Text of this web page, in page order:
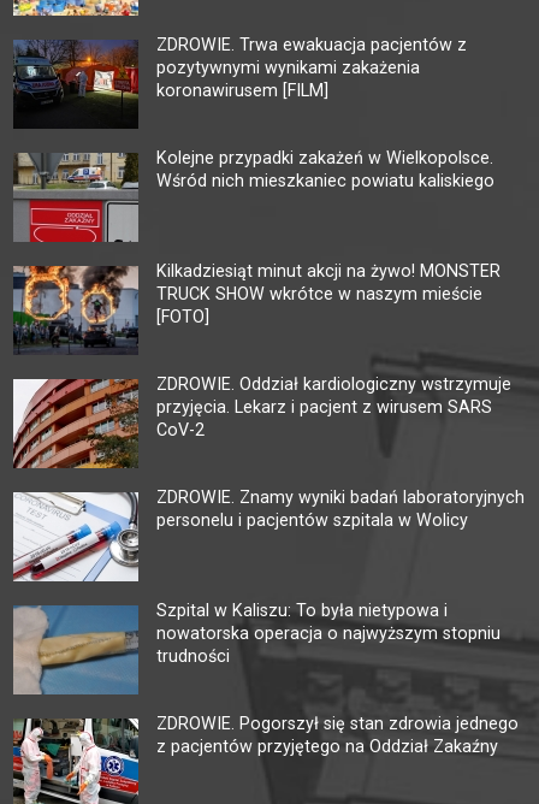
ZDROWIE. Trwa ewakuacja pacjentów z
pozytywnymi wynikami zakażenia
koronawirusem [FILM]
Kolejne przypadki zakażeń w Wielkopolsce.
Wśród nich mieszkaniec powiatu kaliskiego
Kilkadziesiąt minut akcji na żywo! MONSTER
TRUCK SHOW wkrótce w naszym mieście
[FOTO]
ZDROWIE. Oddział kardiologiczny wstrzymuje
przyjęcia. Lekarz i pacjent z wirusem SARS
CoV-2
ZDROWIE. Znamy wyniki badań laboratoryjnych
personelu i pacjentów szpitala w Wolicy
Szpital w Kaliszu: To była nietypowa i
nowatorska operacja o najwyższym stopniu
trudności
ZDROWIE. Pogorszył się stan zdrowia jednego
z pacjentów przyjętego na Oddział Zakaźny